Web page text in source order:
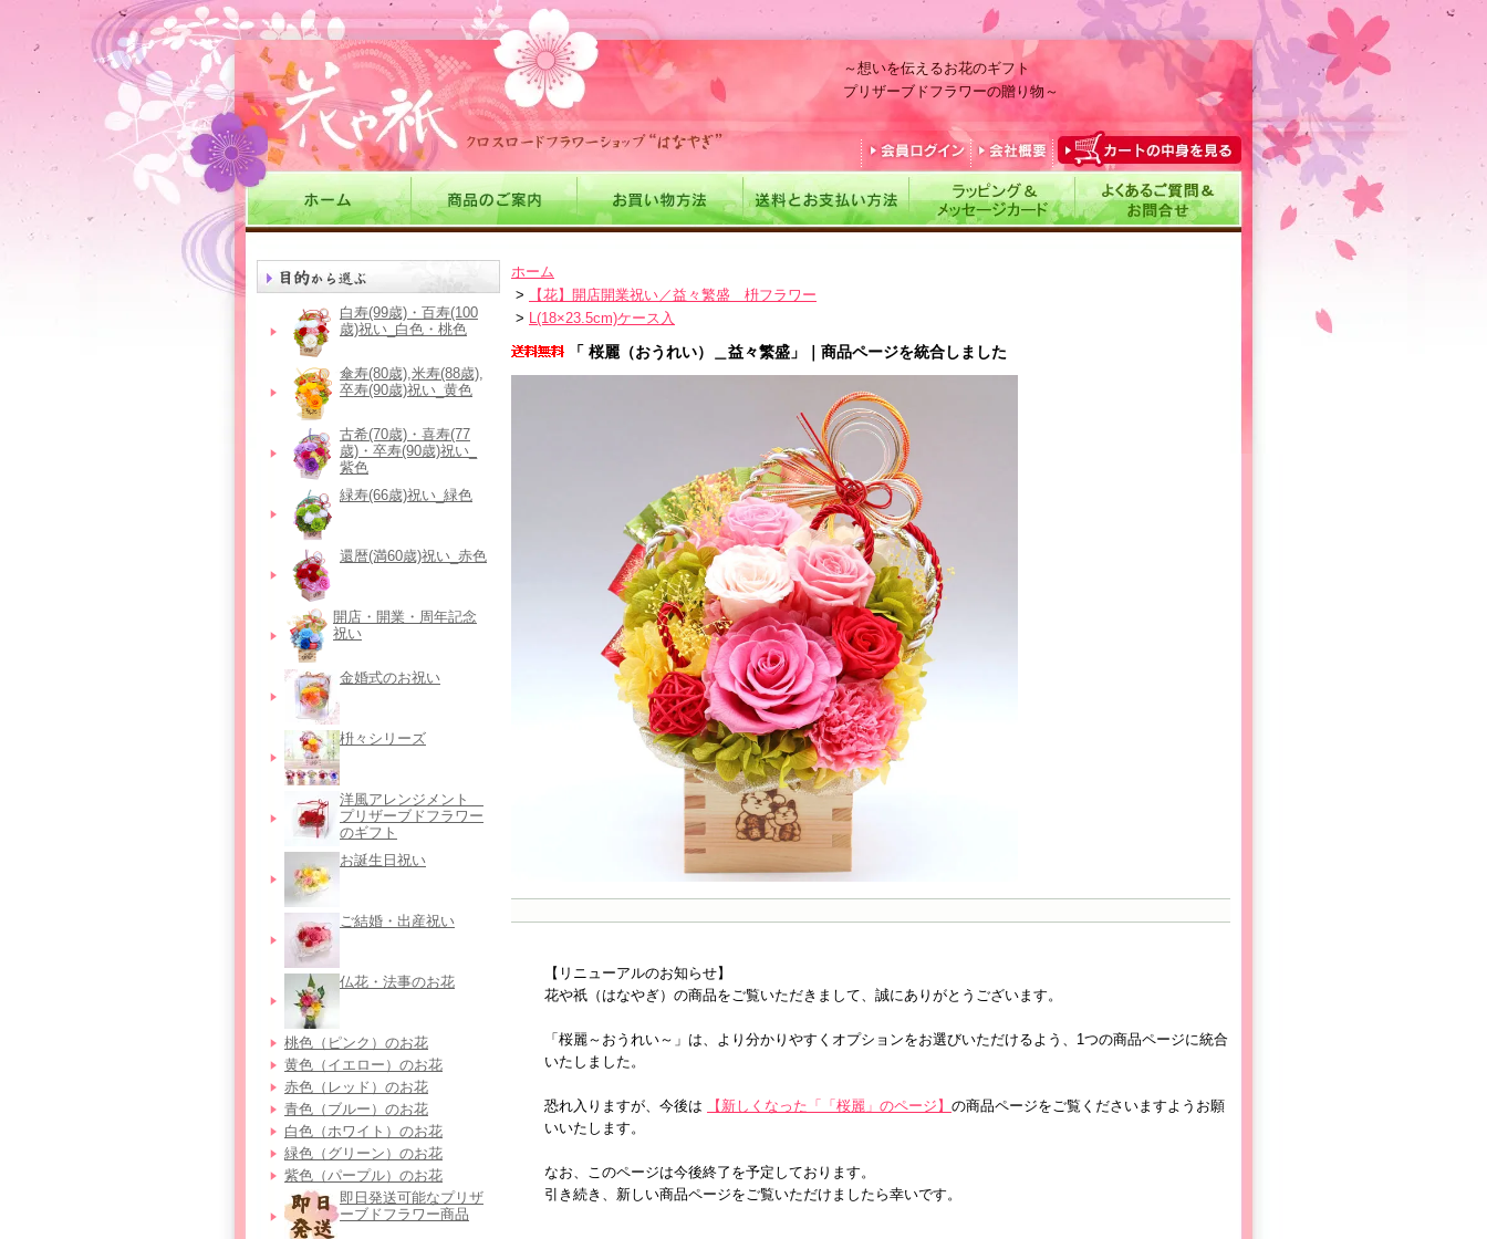
～想いを伝えるお花のギフト
プリザーブドフラワーの贈り物～
白寿(99歳)・百寿(100
歳)祝い_白色・桃色
傘寿(80歳),米寿(88歳),
卒寿(90歳)祝い_黄色
古希(70歳)・喜寿(77
歳)・卒寿(90歳)祝い_
紫色
緑寿(66歳)祝い_緑色
還暦(満60歳)祝い_赤色
開店・開業・周年記念
祝い
金婚式のお祝い
枡々シリーズ
洋風アレンジメント＿
プリザーブドフラワー
のギフト
お誕生日祝い
ご結婚・出産祝い
仏花・法事のお花
桃色（ピンク）のお花
黄色（イエロー）のお花
赤色（レッド）のお花
青色（ブルー）のお花
白色（ホワイト）のお花
緑色（グリーン）のお花
紫色（パープル）のお花
即日発送可能なプリザ
ーブドフラワー商品
ホーム
>
【花】開店開業祝い／益々繁盛 枡フラワー
> L(18×23.5cm)ケース入
「 桜麗（おうれい）＿益々繁盛」｜商品ページを統合しました
【リニューアルのお知らせ】
花や祇（はなやぎ）の商品をご覧いただきまして、誠にありがとうございます。
「桜麗～おうれい～」は、より分かりやすくオプションをお選びいただけるよう、1つの商品ページに統合
いたしました。
恐れ入りますが、今後は 【新しくなった「「桜麗」のページ】 の商品ページをご覧くださいますようお願
いいたします。
なお、このページは今後終了を予定しております。
引き続き、新しい商品ページをご覧いただけましたら幸いです。